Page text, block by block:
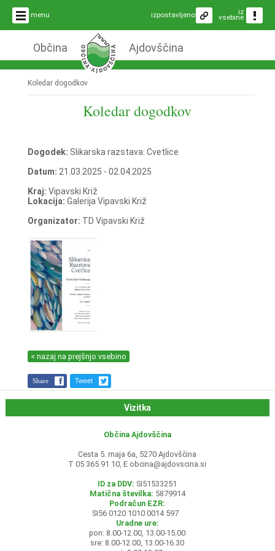
menu iz
vsebine
izpostavljeno
Občina Ajdovščina
Koledar dogodkov
Koledar dogodkov
Dogodek: Slikarska razstava: Cvetlice
Datum: 21.03.2025 - 02.04.2025
Kraj: Vipavski Križ
Lokacija: Galerija Vipavski Križ
Organizator: TD Vipavski Križ
< nazaj na prejšnjo vsebino
Share Tweet
Vizitka
Občina Ajdovščina
Cesta 5. maja 6a, 5270 Ajdovščina
T 05 365 91 10, E obcina@ajdovscina.si
ID za DDV: SI51533251
Matična številka: 5879914
Podračun EZR:
SI56 0120 1010 0014 597
Uradne ure:
pon: 8.00-12.00, 13.00-15.00
sre: 8.00-12.00, 13.00-16.30